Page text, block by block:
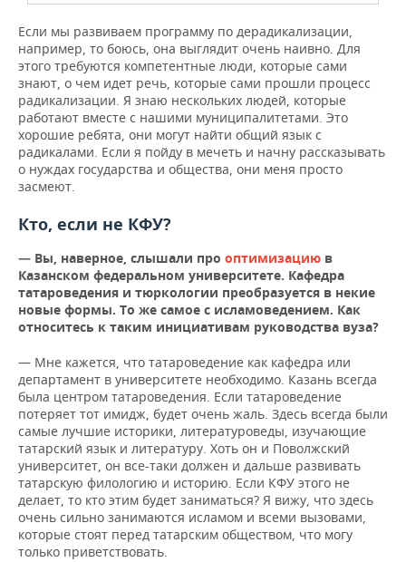
Если мы развиваем программу по дерадикализации,
например, то боюсь, она выглядит очень наивно. Для
этого требуются компетентные люди, которые сами
знают, о чем идет речь, которые сами прошли процесс
радикализации. Я знаю нескольких людей, которые
работают вместе с нашими муниципалитетами. Это
хорошие ребята, они могут найти общий язык с
радикалами. Если я пойду в мечеть и начну рассказывать
о нуждах государства и общества, они меня просто
засмеют.
Кто, если не КФУ?
— Вы, наверное, слышали про оптимизацию в
Казанском федеральном университете. Кафедра
татароведения и тюркологии преобразуется в некие
новые формы. То же самое с исламоведением. Как
относитесь к таким инициативам руководства вуза?
— Мне кажется, что татароведение как кафедра или
департамент в университете необходимо. Казань всегда
была центром татароведения. Если татароведение
потеряет тот имидж, будет очень жаль. Здесь всегда были
самые лучшие историки, литературоведы, изучающие
татарский язык и литературу. Хоть он и Поволжский
университет, он все-таки должен и дальше развивать
татарскую филологию и историю. Если КФУ этого не
делает, то кто этим будет заниматься? Я вижу, что здесь
очень сильно занимаются исламом и всеми вызовами,
которые стоят перед татарским обществом, что могу
только приветствовать.